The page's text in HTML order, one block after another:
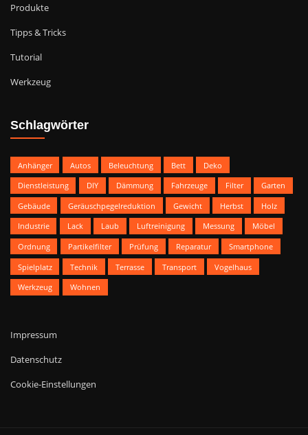
Produkte
Tipps & Tricks
Tutorial
Werkzeug
Schlagwörter
Anhänger Autos Beleuchtung Bett
Deko
Dienstleistung
DIY Dämmung Fahrzeuge Filter
Garten
Gebäude
Geräuschpegelreduktion Gewicht Herbst
Holz
Industrie
Lack Laub Luftreinigung Messung
Möbel
Ordnung
Partikelfilter Prüfung Reparatur
Smartphone
Spielplatz
Technik Terrasse Transport
Vogelhaus
Werkzeug
Wohnen
Impressum
Datenschutz
Cookie-Einstellungen